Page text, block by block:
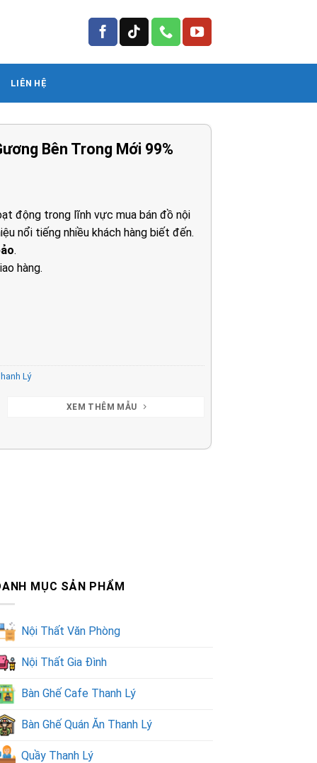
LIÊN HỆ
Bên Trong Mới 99%
động trong lĩnh vực mua bán đồ nội
nổi tiếng nhiều khách hàng biết đến.
.
hàng.
Lý
XEM THÊM MẪU
MỤC SẢN PHẨM
Nội Thất Văn Phòng
Nội Thất Gia Đình
Bàn Ghế Cafe Thanh Lý
Bàn Ghế Quán Ăn Thanh Lý
Quầy Thanh Lý